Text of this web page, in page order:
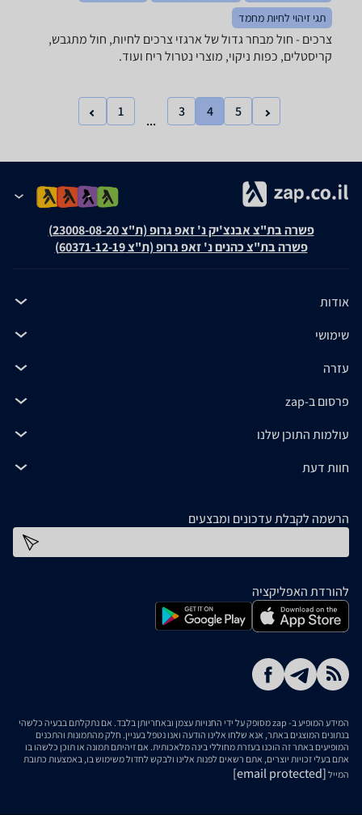
תגי זיהוי לחיות מחמד
צרכים - ‏חול מבחר גדול של ארגזי צרכים לחיות, חול מתגבש,
קריסטלים, כפות ניקוי, מוצרי נטרול ריח ועוד.
1
...
3 4 5
פשרה בת"צ אבנצ'יק נ' זאפ גרופ (ת"צ 23008-08-20)
פשרה בת"צ כהנים נ' זאפ גרופ (ת"צ 60371-12-19)
אודות
שימושי
עזרה
פרסום ב-zap
עולמות התוכן שלנו
חוות דעת
הרשמה לקבלת עדכונים ומבצעים
להורדת האפליקציה
המידע המופיע ב- zap מסופק על ידי החנויות עצמן ובאחריותן בלבד. אם נתקלתם בבעיה כלשהי
בנתונים המוצגים באתר, אנא שלחו אלינו הודעה ואנו נטפל בעניין. חלק מהתמונות והתכנים
המופיעים באתר זה הוכנו בעזרת מחוללי בינה מלאכותית. אם זיהיתם תמונה או תוכן כלשהו בו
אתם בעלי זכויות יוצרים, אתם רשאים לפנות אלינו ולבקש לחדול משימוש בו, באמצעות כתובת
המייל [email protected]